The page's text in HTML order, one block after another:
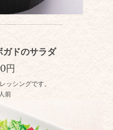
ガドのサラダ
円
ッシングです。
前